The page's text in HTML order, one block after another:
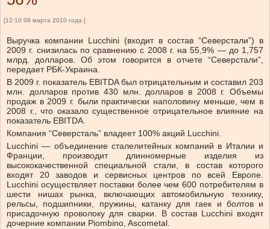
[12:10 09 марта 2010 года ]
Выручка компании Lucchini (входит в состав “Северстали”) в
2009 г. снизилась по сравнению с 2008 г. на 55,9% — до 1,757
млрд. долларов. Об этом говорится в отчете “Северстали”,
передает РБК-Украина.
В 2009 г. показатель EBITDA был отрицательным и составил 203
млн. долларов против 430 млн. долларов в 2008 г. Объемы
продаж в 2009 г. были практически наполовину меньше, чем в
2008 г., что оказало существенное отрицательное влияние на
показатель EBITDA.
Компания “Северсталь” владеет 100% акций Lucchini.
Lucchini — объединение сталелитейных компаний в Италии и
Франции, производит длинномерные изделия из
высококачественной специальной стали, в состав которого
входят 20 заводов и сервисных центров по всей Европе.
Lucchini осуществляет поставки более чем 600 потребителям в
шести нишах рынка, включающих автомобильную технику,
рельсы, подшипники, пружины, катанку для гаек и болтов и
присадочную проволоку для сварки. В состав Lucchini входят
дочерние компании Piombino, Ascometal.